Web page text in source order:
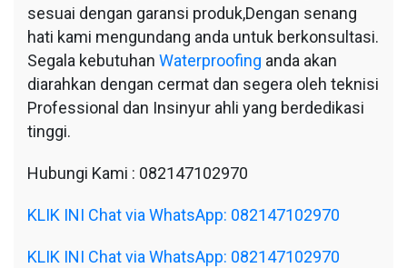
sesuai dengan garansi produk,Dengan senang
hati kami mengundang anda untuk berkonsultasi.
Segala kebutuhan Waterproofing anda akan
diarahkan dengan cermat dan segera oleh teknisi
Professional dan Insinyur ahli yang berdedikasi
tinggi.
Hubungi Kami : 082147102970
KLIK INI Chat via WhatsApp: 082147102970
KLIK INI Chat via WhatsApp: 082147102970